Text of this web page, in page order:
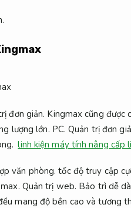
đơn giản. Kingmax cũng được
lượng lớn. PC. Quản trị đơn
linh kiện máy tính nâng cấp
văn phòng. tốc độ truy cập
Quản trị web. Bảo trì dễ
mang độ bền cao và tương